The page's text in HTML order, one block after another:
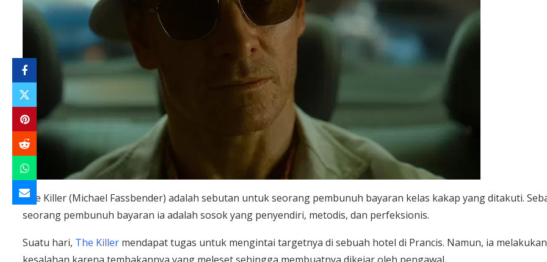
The Killer (Michael Fassbender) adalah sebutan untuk seorang pembunuh bayaran kelas kakap yang ditakuti.
seorang pembunuh bayaran ia adalah sosok yang penyendiri, metodis, dan perfeksionis.
Suatu hari, The Killer mendapat tugas untuk mengintai targetnya di sebuah hotel di Prancis. Namun, ia melakukan
kesalahan karena tembakannya yang meleset sehingga membuatnya dikejar oleh pengawal.